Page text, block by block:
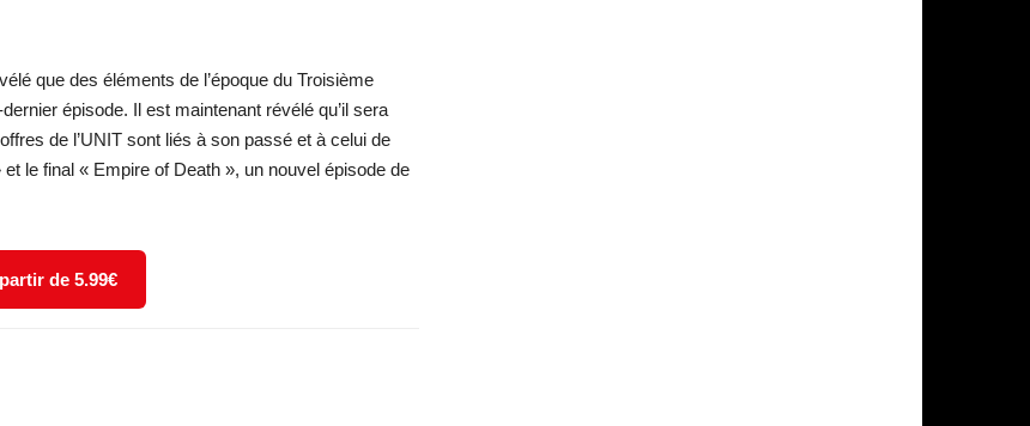
que des éléments de l’époque du Troisième
épisode. Il est maintenant révélé qu’il sera
de l’UNIT sont liés à son passé et à celui de
le final « Empire of Death », un nouvel épisode de
de 5.99€